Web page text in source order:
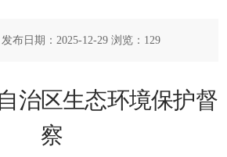
布日期：2025-12-29 浏览： 129
自治区生态环境保护督
察